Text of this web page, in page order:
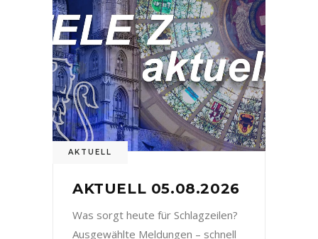
AKTUELL
AKTUELL 05.08.2026
Was sorgt heute für Schlagzeilen?
Ausgewählte Meldungen – schnell